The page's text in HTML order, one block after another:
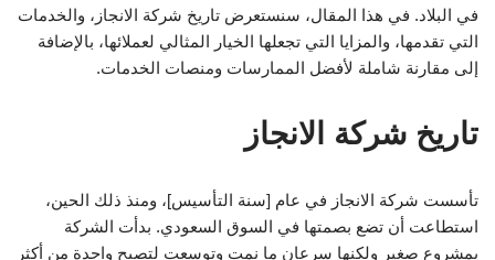
في البلاد. في هذا المقال، سنستعرض تاريخ شركة الانجاز، والخدمات
التي تقدمها، والمزايا التي تجعلها الخيار المثالي لعملائها، بالإضافة
إلى مقارنة شاملة لأفضل الممارسات ومنصات الخدمات.
تاريخ شركة الانجاز
تأسست شركة الانجاز في عام [سنة التأسيس]، ومنذ ذلك الحين،
استطاعت أن تضع بصمتها في السوق السعودي. بدأت الشركة
بمشروع صغير ولكنها سرعان ما نمت وتوسعت لتصبح واحدة من أكثر